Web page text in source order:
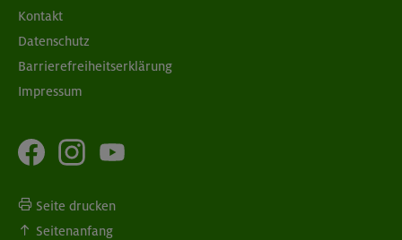
Kontakt
Datenschutz
Barrierefreiheitserklärung
Impressum
Seite drucken
Seitenanfang